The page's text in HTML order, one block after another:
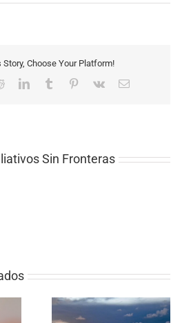
Story, Choose Your Platform!
RedditLinkedInTumblr Pinterest
Vk
Correo
Sin Fronteras